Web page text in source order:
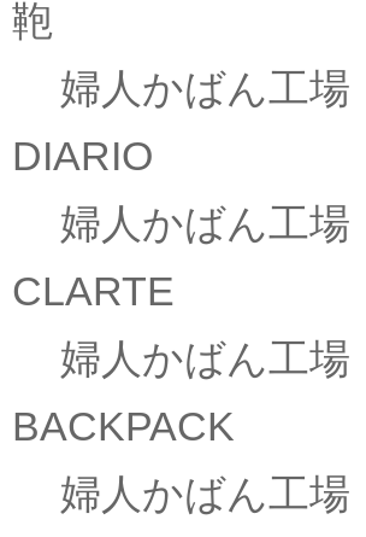
鞄
婦人かばん工場
DIARIO
婦人かばん工場
CLARTE
婦人かばん工場
BACKPACK
婦人かばん工場